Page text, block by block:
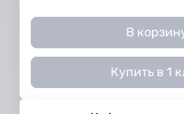
В
Купить в 1